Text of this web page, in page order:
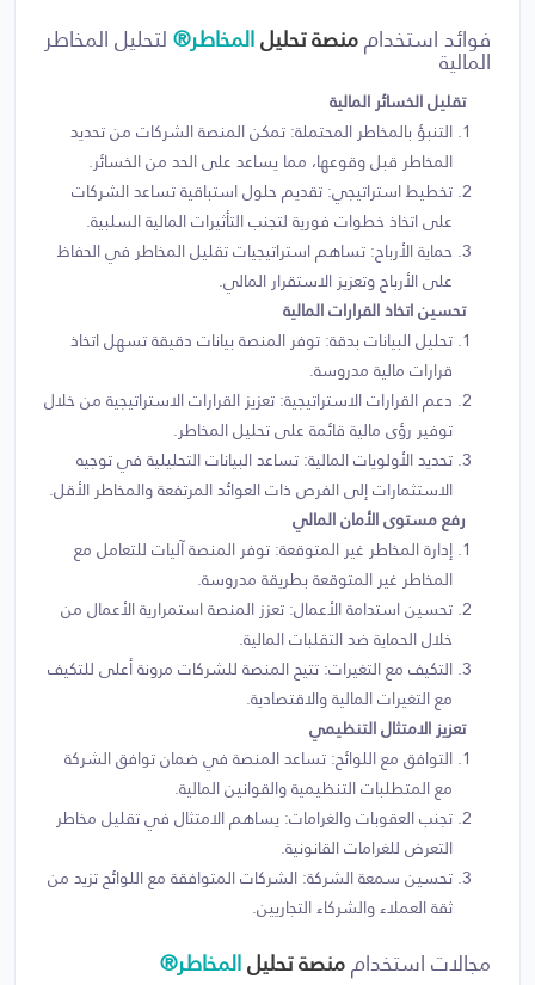
فوائد استخداممنصة تحليلالمخاطر®لتحليل المخاطر
المالية
تقليل الخسائر المالية
التنبؤ بالمخاطر المحتملة: تمكن المنصة الشركات من تحديد
المخاطر قبل وقوعها، مما يساعد على الحد من الخسائر.
تخطيط استراتيجي: تقديم حلول استباقية تساعد الشركات
على اتخاذ خطوات فورية لتجنب التأثيرات المالية السلبية.
حماية الأرباح: تساهم استراتيجيات تقليل المخاطر في الحفاظ
على الأرباح وتعزيز الاستقرار المالي.
تحسين اتخاذ القرارات المالية
تحليل البيانات بدقة: توفر المنصة بيانات دقيقة تسهل اتخاذ
قرارات مالية مدروسة.
دعم القرارات الاستراتيجية: تعزيز القرارات الاستراتيجية من خلال
توفير رؤى مالية قائمة على تحليل المخاطر.
تحديد الأولويات المالية: تساعد البيانات التحليلية في توجيه
الاستثمارات إلى الفرص ذات العوائد المرتفعة والمخاطر الأقل.
رفع مستوى الأمان المالي
إدارة المخاطر غير المتوقعة: توفر المنصة آليات للتعامل مع
المخاطر غير المتوقعة بطريقة مدروسة.
تحسين استدامة الأعمال: تعزز المنصة استمرارية الأعمال من
خلال الحماية ضد التقلبات المالية.
التكيف مع التغيرات: تتيح المنصة للشركات مرونة أعلى للتكيف
مع التغيرات المالية والاقتصادية.
تعزيز الامتثال التنظيمي
التوافق مع اللوائح: تساعد المنصة في ضمان توافق الشركة
مع المتطلبات التنظيمية والقوانين المالية.
تجنب العقوبات والغرامات: يساهم الامتثال في تقليل مخاطر
التعرض للغرامات القانونية.
تحسين سمعة الشركة: الشركات المتوافقة مع اللوائح تزيد من
ثقة العملاء والشركاء التجاريين.
مجالات استخداممنصة تحليلالمخاطر®